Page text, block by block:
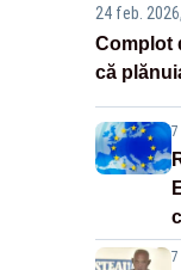
24 feb.
Complot
că
7
7